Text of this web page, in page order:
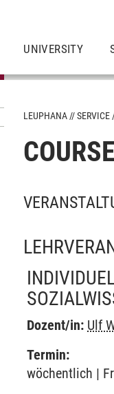
UNIVERSITY
LEUPHANA SERVICE
Dozent/in: Ulf
Termin:
wöchentlich |